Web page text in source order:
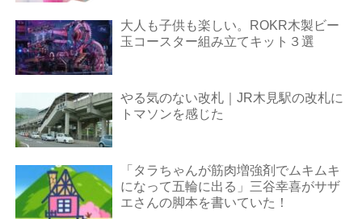
大人も子供も楽しい。ROKR木製ビー
玉コースター組み立てキット３選
やる気のない改札｜JR木見駅の改札に
トマソンを感じた
「タラちゃんが筋肉増強剤でムキムキ
になって五輪に出る」三谷幸喜がサザ
エさんの脚本を書いていた！